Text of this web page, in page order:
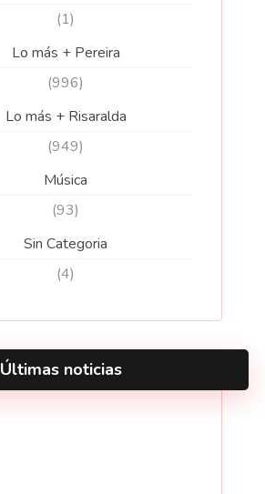
(1)
Lo más + Pereira
(996)
Lo más + Risaralda
(949)
Música
(93)
Sin Categoria
(4)
Últimas noticias